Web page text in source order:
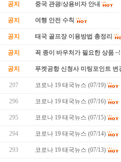
공지 중국 관광/상용비자 안내
공지 여행 안전 수칙
공지 태국 골프장 이용방법 총정리
공지 꼭 종이 바우처가 필요한 상품
공지 푸켓공항 신청사 미팅포인트 변
297 코로나 19 태국뉴스 (07/19)
296 코로나 19 태국뉴스 (07/16)
295 코로나 19 태국뉴스 (07/15)
294 코로나 19 태국뉴스 (07/14)
293 코로나 19 태국뉴스 (07/13)